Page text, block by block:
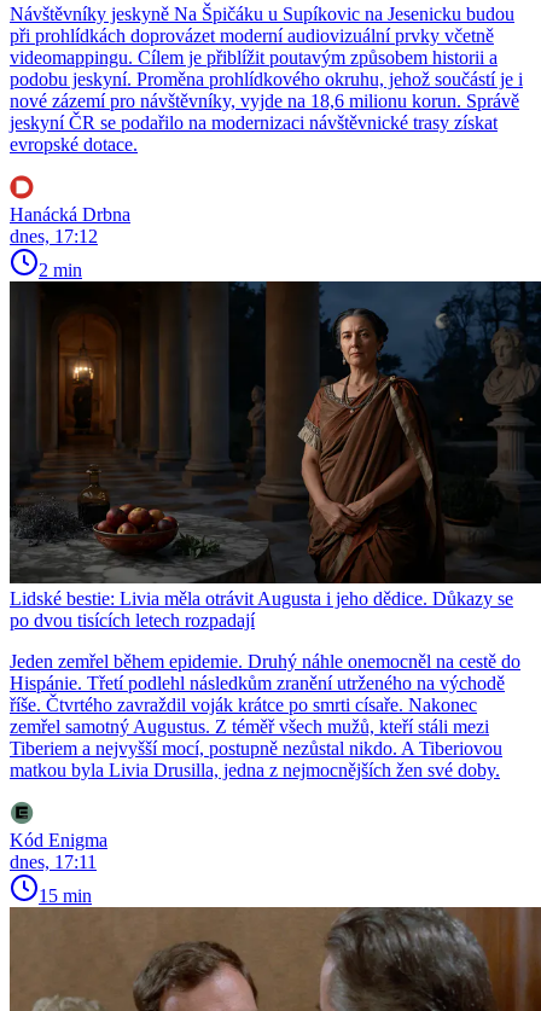
Návštěvníky jeskyně Na Špičáku u Supíkovic na Jesenicku budou
při prohlídkách doprovázet moderní audiovizuální prvky včetně
videomappingu. Cílem je přiblížit poutavým způsobem historii a
podobu jeskyní. Proměna prohlídkového okruhu, jehož součástí je i
nové zázemí pro návštěvníky, vyjde na 18,6 milionu korun. Správě
jeskyní ČR se podařilo na modernizaci návštěvnické trasy získat
evropské dotace.
Hanácká Drbna
dnes, 17:12
2 min
Lidské bestie: Livia měla otrávit Augusta i jeho dědice. Důkazy se
po dvou tisících letech rozpadají
Jeden zemřel během epidemie. Druhý náhle onemocněl na cestě do
Hispánie. Třetí podlehl následkům zranění utrženého na východě
říše. Čtvrtého zavraždil voják krátce po smrti císaře. Nakonec
zemřel samotný Augustus. Z téměř všech mužů, kteří stáli mezi
Tiberiem a nejvyšší mocí, postupně nezůstal nikdo. A Tiberiovou
matkou byla Livia Drusilla, jedna z nejmocnějších žen své doby.
Kód Enigma
dnes, 17:11
15 min